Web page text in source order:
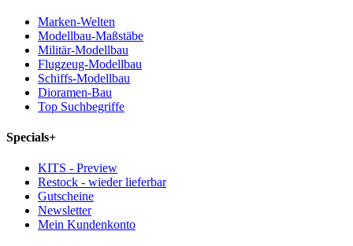
Marken-Welten
Modellbau-Maßstäbe
Militär-Modellbau
Flugzeug-Modellbau
Schiffs-Modellbau
Dioramen-Bau
Top Suchbegriffe
Specials+
KITS - Preview
Restock - wieder lieferbar
Gutscheine
Newsletter
Mein Kundenkonto